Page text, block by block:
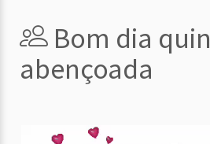
Bom dia
abençoada